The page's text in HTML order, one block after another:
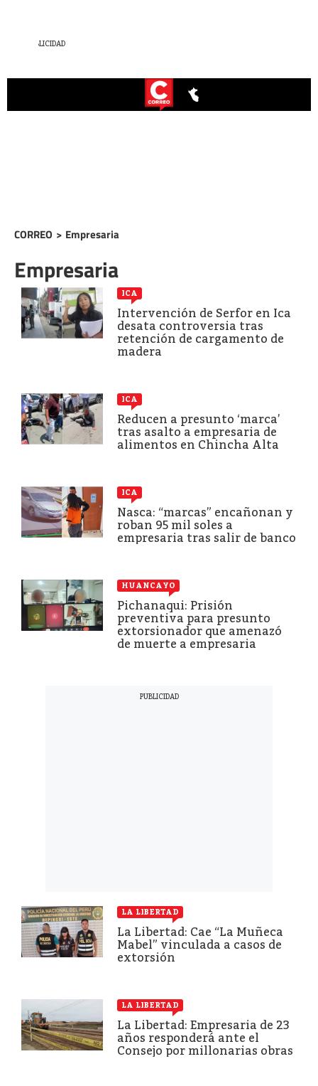
CORREO > Empresaria
Empresaria
ICA
Intervención de Serfor en Ica
desata controversia tras
retención de cargamento de
madera
ICA
Reducen a presunto ‘marca’
tras asalto a empresaria de
alimentos en Chincha Alta
ICA
Nasca: “marcas” encañonan y
roban 95 mil soles a
empresaria tras salir de banco
HUANCAYO
Pichanaqui: Prisión
preventiva para presunto
extorsionador que amenazó
de muerte a empresaria
LA LIBERTAD
La Libertad: Cae “La Muñeca
Mabel” vinculada a casos de
extorsión
LA LIBERTAD
La Libertad: Empresaria de 23
años responderá ante el
Consejo por millonarias obras